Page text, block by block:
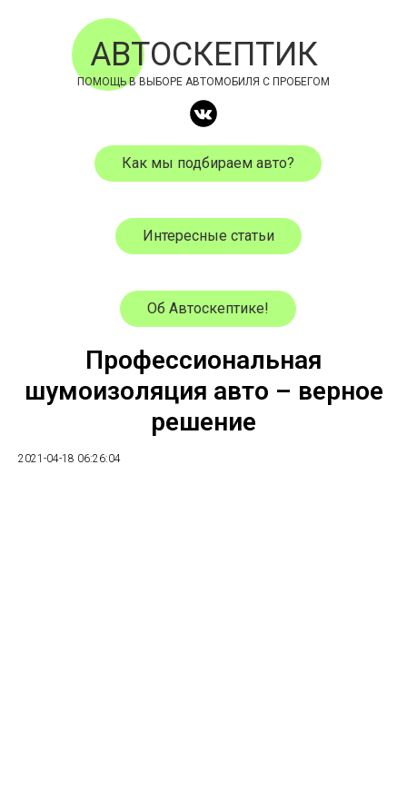
АВТОСКЕПТИК
ПОМОЩЬ В ВЫБОРЕ АВТОМОБИЛЯ С ПРОБЕГОМ
Как мы подбираем авто?
Интересные статьи
Об Автоскептике!
Профессиональная
шумоизоляция авто – верное
решение
2021-04-18 06:26:04